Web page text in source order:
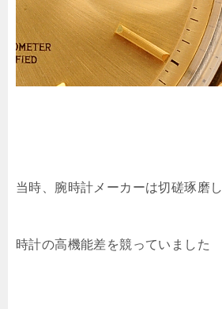
当時、腕時計メーカーは切磋琢磨し
時計の高機能差を競っていました